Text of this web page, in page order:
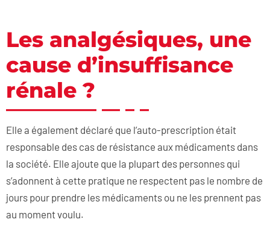
Les analgésiques, une
cause d’insuffisance
rénale ?
Elle a également déclaré que l’auto-prescription était
responsable des cas de résistance aux médicaments dans
la société. Elle ajoute que la plupart des personnes qui
s’adonnent à cette pratique ne respectent pas le nombre de
jours pour prendre les médicaments ou ne les prennent pas
au moment voulu.